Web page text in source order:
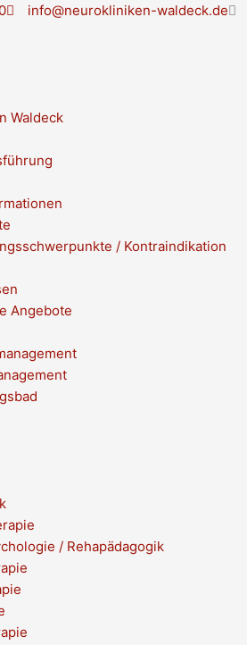
info@neurokliniken-waldeck.de
Waldeck
/ Kontraindikation
Angebote
/ Rehapädagogik